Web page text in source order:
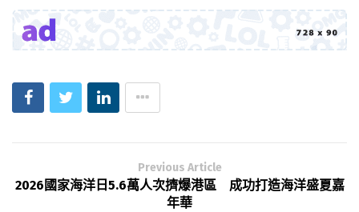
Previous Article
2026國家海洋日5.6萬人次擠爆港區 成功打造海洋盛夏嘉
年華